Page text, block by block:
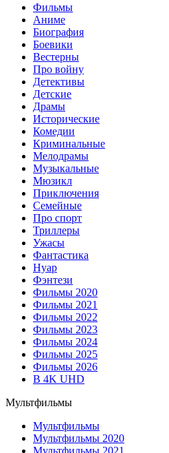
Фильмы
Аниме
Биография
Боевики
Вестерны
Про войну
Детективы
Детские
Драмы
Исторические
Комедии
Криминальные
Мелодрамы
Музыкальные
Мюзикл
Приключения
Семейные
Про спорт
Триллеры
Ужасы
Фантастика
Нуар
Фэнтези
Фильмы 2020
Фильмы 2021
Фильмы 2022
Фильмы 2023
Фильмы 2024
Фильмы 2025
Фильмы 2026
В 4K UHD
Мультфильмы
Мультфильмы
Мультфильмы 2020
Мультфильмы 2021